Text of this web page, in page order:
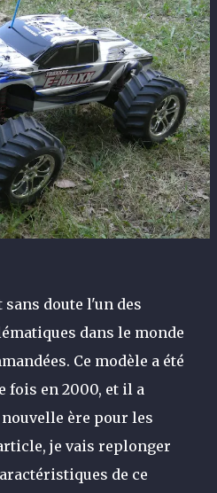
sans doute l'un des
dans le monde
Ce modèle a été
fois en 2000, et il a
ère pour les
je vais replonger
de ce